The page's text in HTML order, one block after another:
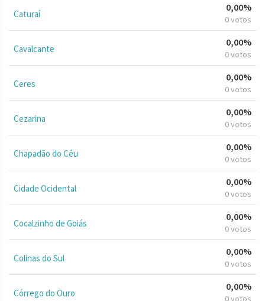
Caturaí
0,00%
0 votos
Cavalcante
0,00%
0 votos
Ceres
0,00%
0 votos
Cezarina
0,00%
0 votos
Chapadão do Céu
0,00%
0 votos
Cidade Ocidental
0,00%
0 votos
Cocalzinho de Goiás
0,00%
0 votos
Colinas do Sul
0,00%
0 votos
Córrego do Ouro
0,00%
0 votos